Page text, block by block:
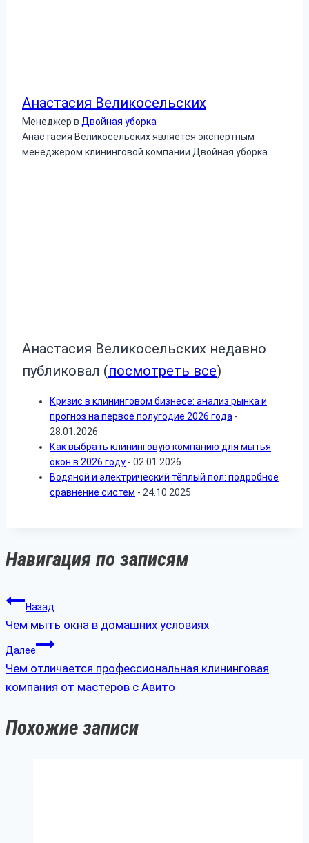
Анастасия Великосельских
Менеджер в Двойная уборка
Анастасия Великосельских является экспертным
менеджером клининговой компании Двойная уборка.
Анастасия Великосельских недавно
публиковал (посмотреть все)
Кризис в клининговом бизнесе: анализ рынка и
прогноз на первое полугодие 2026 года -
28.01.2026
Как выбрать клининговую компанию для мытья
окон в 2026 году - 02.01.2026
Водяной и электрический тёплый пол: подробное
сравнение систем - 24.10.2025
Навигация по записям
Назад
Чем мыть окна в домашних условиях
Далее
Чем отличается профессиональная клининговая
компания от мастеров с Авито
Похожие записи